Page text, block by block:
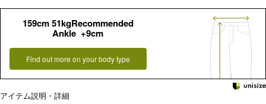
159cm 51kgRecommended
Ankle +9cm
Find out more on your body type
アイテム説明・詳細